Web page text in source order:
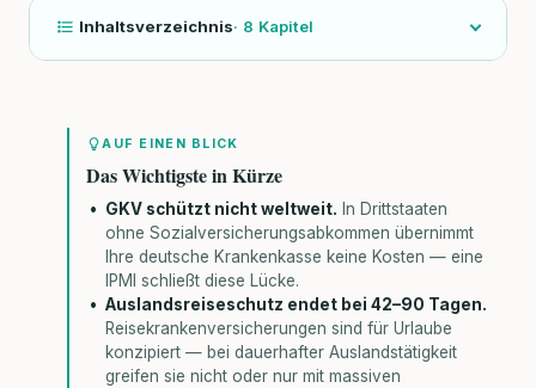
Inhaltsverzeichnis· 8 Kapitel
AUF EINEN BLICK
Das Wichtigste in Kürze
GKV schützt nicht weltweit. In Drittstaaten
ohne Sozialversicherungsabkommen übernimmt
Ihre deutsche Krankenkasse keine Kosten — eine
IPMI schließt diese Lücke.
Auslandsreiseschutz endet bei 42–90 Tagen.
Reisekrankenversicherungen sind für Urlaube
konzipiert — bei dauerhafter Auslandstätigkeit
greifen sie nicht oder nur mit massiven